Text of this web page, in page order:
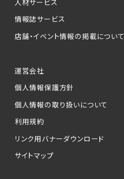
情報誌サービス
店舗・イベント情報の掲載について
運営会社
個人情報保護方針
個人情報の取り扱いについて
利用規約
リンク用バナーダウンロード
サイトマップ